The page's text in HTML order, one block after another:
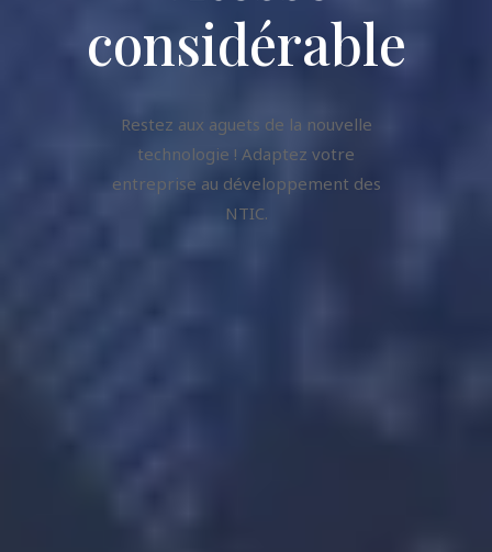
considérable
Restez aux aguets de la nouvelle
technologie ! Adaptez votre
entreprise au développement des
NTIC.